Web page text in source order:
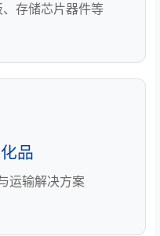
存储芯片器件等
品
运输解决方案